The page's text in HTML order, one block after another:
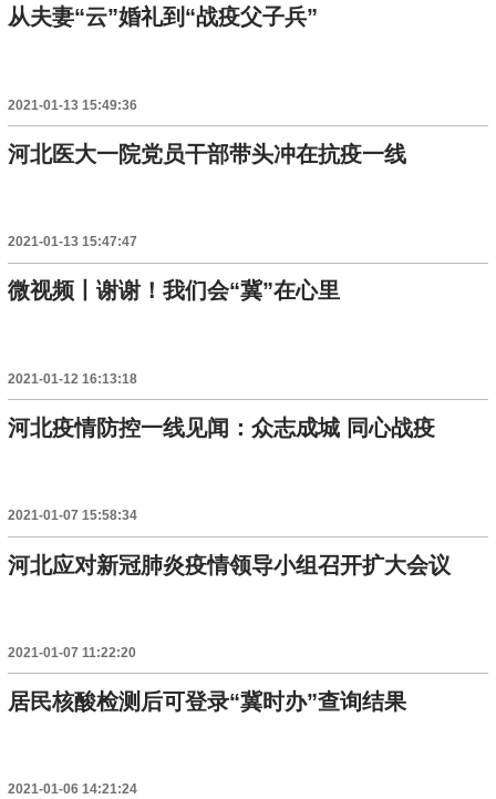
从夫妻“云”婚礼到“战疫父子兵”
2021-01-13 15:49:36
河北医大一院党员干部带头冲在抗疫一线
2021-01-13 15:47:47
微视频丨谢谢！我们会“冀”在心里
2021-01-12 16:13:18
河北疫情防控一线见闻：众志成城 同心战疫
2021-01-07 15:58:34
河北应对新冠肺炎疫情领导小组召开扩大会议
2021-01-07 11:22:20
居民核酸检测后可登录“冀时办”查询结果
2021-01-06 14:21:24